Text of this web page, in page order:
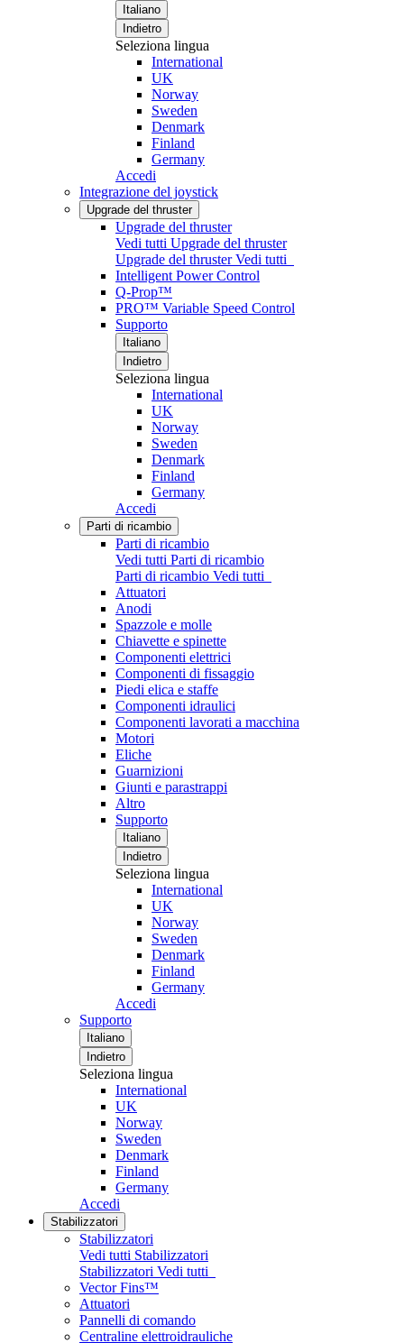
Italiano
Indietro
Seleziona lingua
International
UK
Norway
Sweden
Denmark
Finland
Germany
Accedi
Integrazione del joystick
Upgrade del thruster
Upgrade del thruster
Vedi tutti Upgrade del thruster
Upgrade del thrusterVedi tutti
Intelligent Power Control
Q-Prop™
PRO™ Variable Speed Control
Supporto
Italiano
Indietro
Seleziona lingua
International
UK
Norway
Sweden
Denmark
Finland
Germany
Accedi
Parti di ricambio
Parti di ricambio
Vedi tutti Parti di ricambio
Parti di ricambio Vedi tutti
Attuatori
Anodi
Spazzole e molle
Chiavette e spinette
Componenti elettrici
Componenti di fissaggio
Piedi elica e staffe
Componenti idraulici
Componenti lavorati a macchina
Motori
Eliche
Guarnizioni
Giunti e parastrappi
Altro
Supporto
Italiano
Indietro
Seleziona lingua
International
UK
Norway
Sweden
Denmark
Finland
Germany
Accedi
Supporto
Italiano
Indietro
Seleziona lingua
International
UK
Norway
Sweden
Denmark
Finland
Germany
Accedi
Stabilizzatori
Stabilizzatori
Vedi tutti Stabilizzatori
Stabilizzatori Vedi tutti
Vector Fins™
Attuatori
Pannelli di comando
Centraline elettroidrauliche